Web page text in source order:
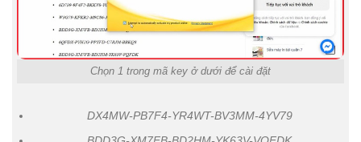
Chọn 1 trong mã key ở dưới để cài đặt
DX4MW-PB7F4-YR4WT-BV3MM-4YV79